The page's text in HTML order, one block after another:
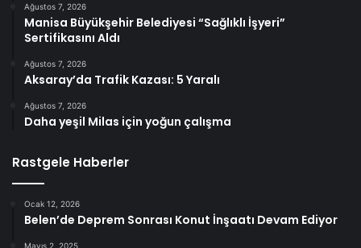
Ağustos 7, 2026
Manisa Büyükşehir Belediyesi “Sağlıklı İşyeri”
Sertifikasını Aldı
Ağustos 7, 2026
Aksaray’da Trafik Kazası: 5 Yaralı
Ağustos 7, 2026
Daha yeşil Milas için yoğun çalışma
Rastgele Haberler
Ocak 12, 2026
Belen’de Deprem Sonrası Konut İnşaatı Devam Ediyor
Mayıs 2, 2025